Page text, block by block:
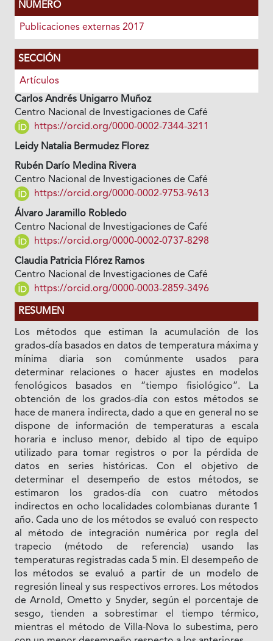
NÚMERO
Publicaciones externas 2017
SECCIÓN
Artículos
Carlos Andrés Unigarro Muñoz
Centro Nacional de Investigaciones de Café
https://orcid.org/0000-0002-7344-3211
Leidy Natalia Bermudez Florez
Rubén Darío Medina Rivera
Centro Nacional de Investigaciones de Café
https://orcid.org/0000-0002-9753-9613
Álvaro Jaramillo Robledo
Centro Nacional de Investigaciones de Café
https://orcid.org/0000-0002-0737-8298
Claudia Patricia Flórez Ramos
Centro Nacional de Investigaciones de Café
https://orcid.org/0000-0003-2859-3496
RESUMEN
Los métodos que estiman la acumulación de los
grados-día basados en datos de temperatura máxima y
mínima diaria son comúnmente usados para
determinar relaciones o hacer ajustes en modelos
fenológicos basados en “tiempo fisiológico”. La
obtención de los grados-día con estos métodos se
hace de manera indirecta, dado a que en general no se
dispone de información de temperaturas a escala
horaria e incluso menor, debido al tipo de equipo
utilizado para tomar registros o por la pérdida de
datos en series históricas. Con el objetivo de
determinar el desempeño de estos métodos, se
estimaron los grados-día con cuatro métodos
indirectos en ocho localidades colombianas durante 1
año. Cada uno de los métodos se evaluó con respecto
al método de integración numérica por regla del
trapecio (método de referencia) usando las
temperaturas registradas cada 5 min. El desempeño de
los métodos se evaluó a partir de un modelo de
regresión lineal y sus respectivos errores. Los métodos
de Arnold, Ometto y Snyder, según el porcentaje de
sesgo, tienden a sobrestimar el tiempo térmico,
mientras el método de Villa-Nova lo subestima, pero